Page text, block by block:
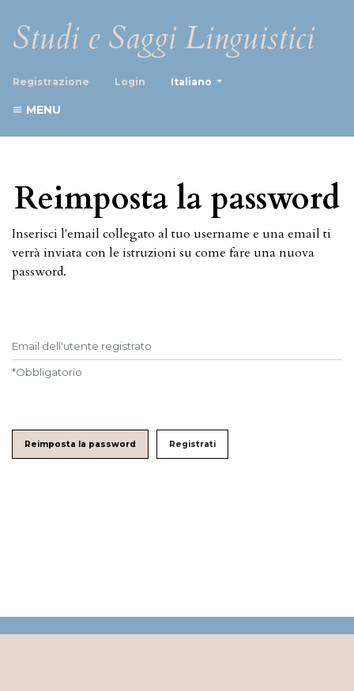
Studi e Saggi Linguistici
Registrazione Login Italiano
MENU
Reimposta la password
Inserisci l'email collegato al tuo username e una email ti
verrà inviata con le istruzioni su come fare una nuova
password.
Email dell'utente registrato
*Obbligatorio
Reimposta la password Registrati